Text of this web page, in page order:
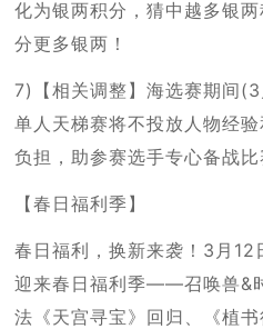
化为银两积分，猜中越多银
分更多银两！
7)【相关调整】海选赛期间
单人天梯赛将不投放人物经
负担，助参赛选手专心备战比
【春日福利季】
春日福利，换新来袭！3月
迎来春日福利季——召唤兽&
法《天宫寻宝》回归、《植